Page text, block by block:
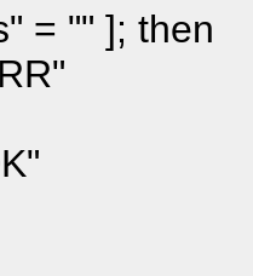
= "" ]; then